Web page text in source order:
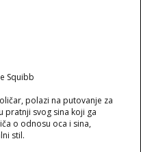
Squibb
polazi na putovanje za
pratnji svog sina koji ga
o odnosu oca i sina,
stil.